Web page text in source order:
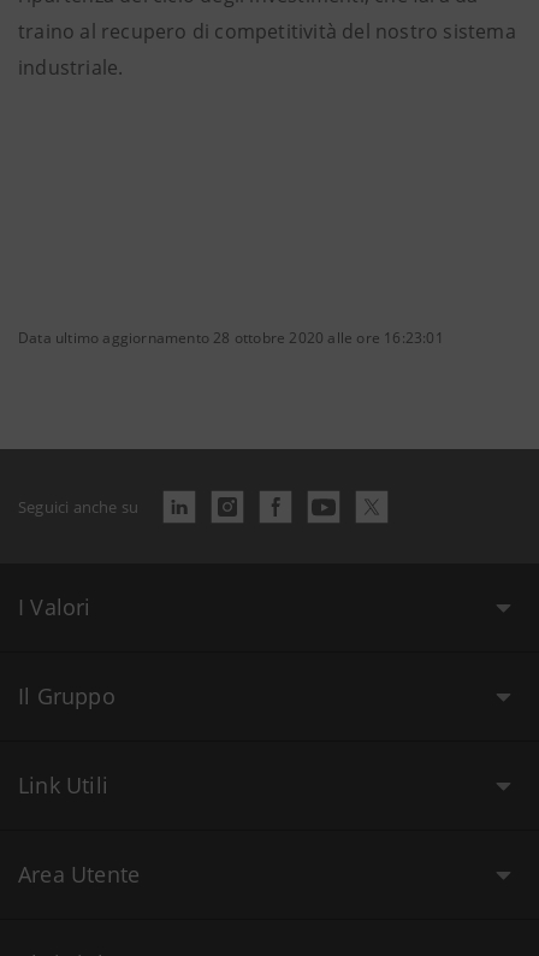
traino al recupero di competitività del nostro sistema
industriale.
Data ultimo aggiornamento 28 ottobre 2020 alle ore 16:23:01
Seguici anche su
I Valori
Il Gruppo
Link Utili
Area Utente